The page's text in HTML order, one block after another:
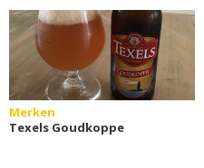
Merken
Texels Goudkoppe